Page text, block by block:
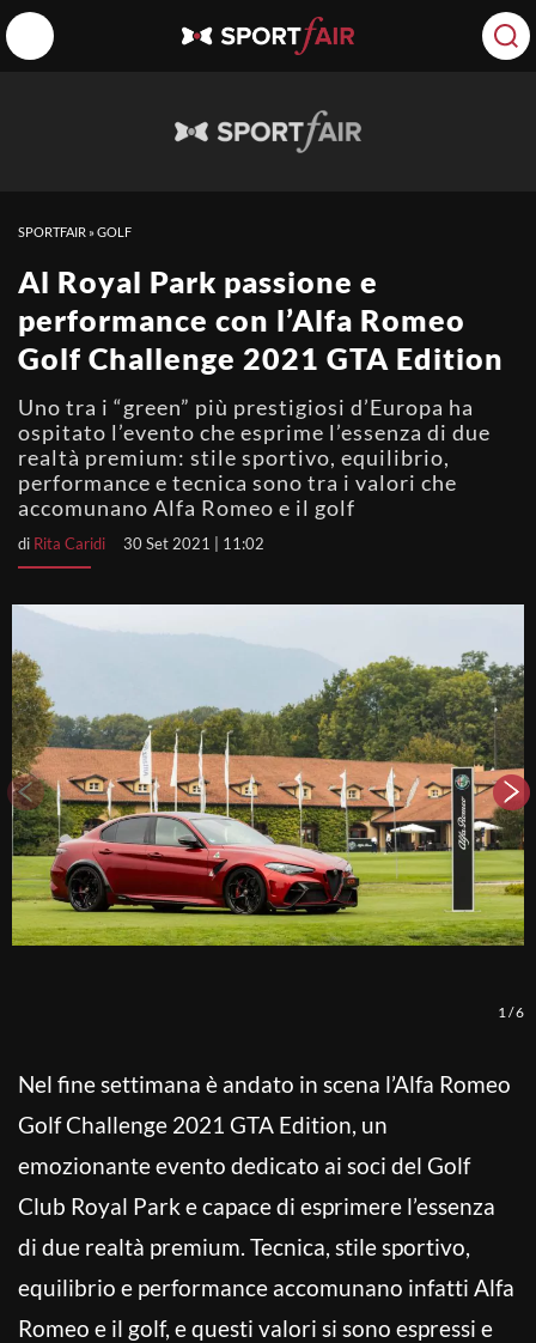
SPORTFAIR »GOLF
Al Royal Park passione e
performance con l’Alfa Romeo
Golf Challenge 2021 GTA Edition
Uno tra i “green” più prestigiosi d’Europa ha
ospitato l’evento che esprime l’essenza di due
realtà premium: stile sportivo, equilibrio,
performance e tecnica sono tra i valori che
accomunano Alfa Romeo e il golf
di Rita Caridi 30 Set 2021 | 11:02
1 /6
Nel fine settimana è andato in scena l’Alfa Romeo
Golf Challenge 2021 GTA Edition, un
emozionante evento dedicato ai soci del Golf
Club Royal Park e capace di esprimere l’essenza
di due realtà premium. Tecnica, stile sportivo,
equilibrio e performance accomunano infatti Alfa
Romeo e il golf, e questi valori si sono espressi e